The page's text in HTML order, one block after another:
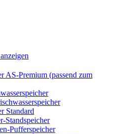
AS-Premium (passend zum
Standard
Standspeicher
Pufferspeicher